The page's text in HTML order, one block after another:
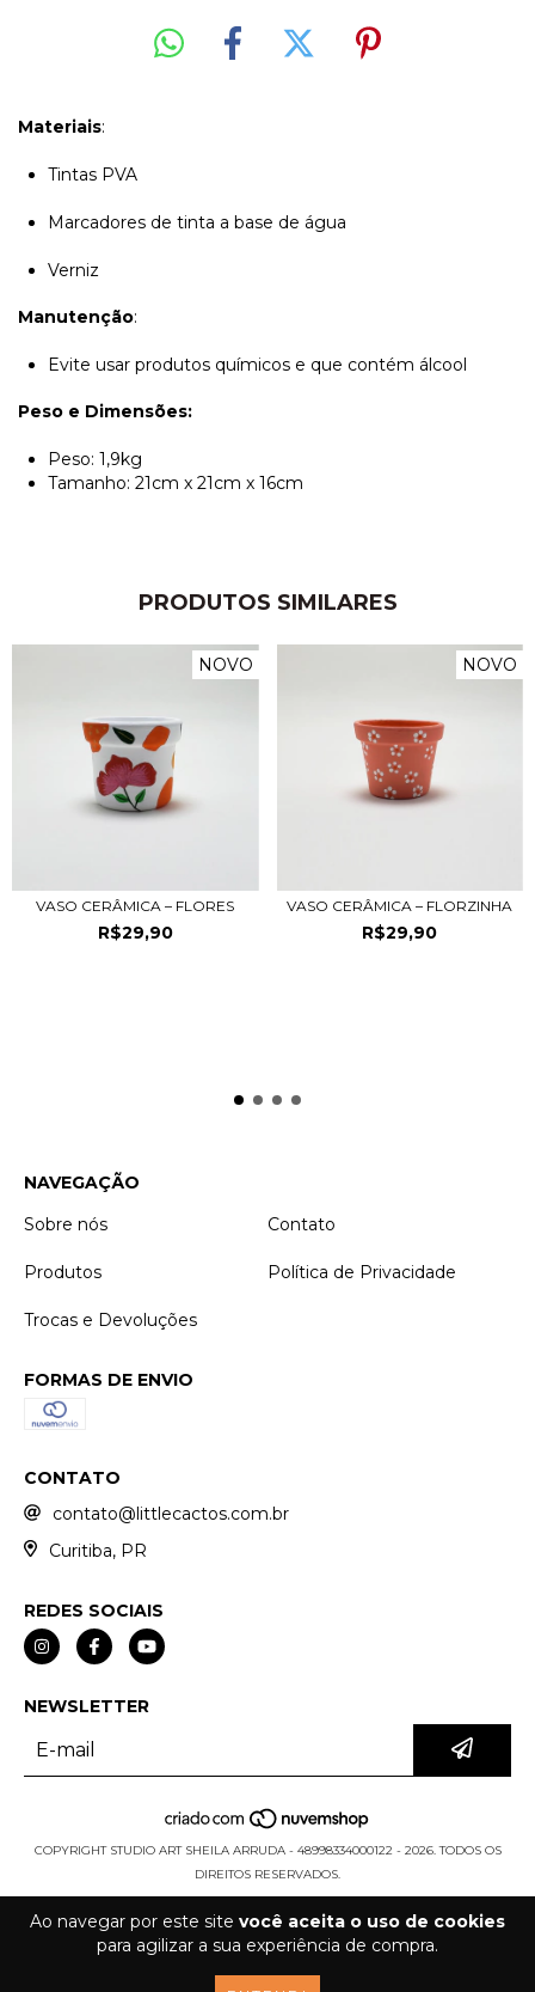
Ao navegar por este site você aceita o uso de cookies
para agilizar a sua experiência de compra.
Materiais:
Tintas PVA
Marcadores de tinta a base de água
Verniz
Manutenção:
Evite usar produtos químicos e que contém álcool
Peso e Dimensões:
Peso: 1,9kg
Tamanho: 21cm x 21cm x 16cm
PRODUTOS SIMILARES
NOVO
VASO CERÂMICA – FLORES
R$29,90
NOVO
VASO CERÂMICA – FLORZINHA
R$29,90
NAVEGAÇÃO
Sobre nós
Contato
Produtos Política de Privacidade
Trocas e Devoluções
FORMAS DE ENVIO
CONTATO
contato@littlecactos.com.br
Curitiba, PR
REDES SOCIAIS
NEWSLETTER
COPYRIGHT STUDIO ART SHEILA ARRUDA - 48998334000122 - 2026. TODOS OS
DIREITOS RESERVADOS.